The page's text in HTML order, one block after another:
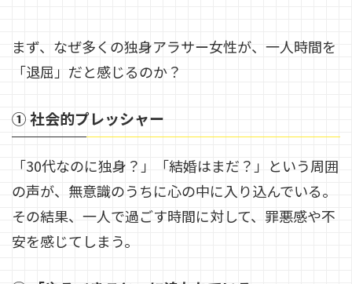
まず、なぜ多くの独身アラサー女性が、一人時間を
「退屈」だと感じるのか？
① 社会的プレッシャー
「30代なのに独身？」「結婚はまだ？」という周囲
の声が、無意識のうちに心の中に入り込んでいる。
その結果、一人で過ごす時間に対して、罪悪感や不
安を感じてしまう。